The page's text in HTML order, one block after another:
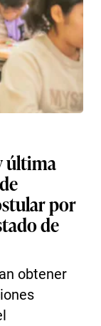
última
por
de
obtener